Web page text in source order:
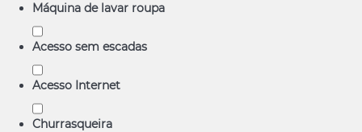
Máquina de lavar roupa
Acesso sem escadas
Acesso Internet
Churrasqueira